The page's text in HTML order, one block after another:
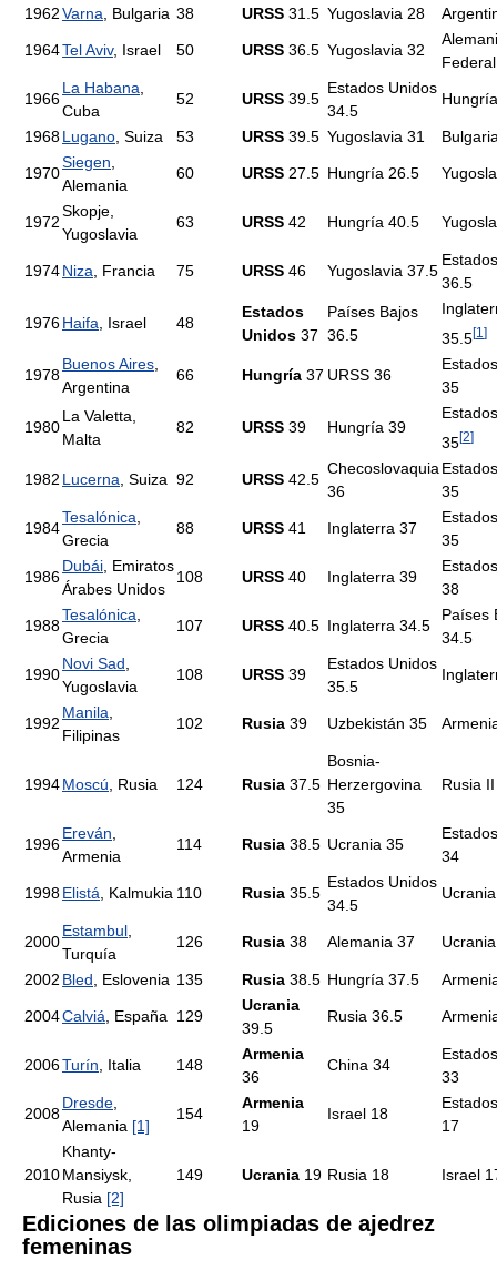
1962Varna , Bulgaria 38 URSS 31.5 Yugoslavia 28
1964Tel Aviv, Israel 50 URSS 36.5 Yugoslavia 32
1966
La Habana
Cuba
52 URSS 39.5
Estados Unidos
34.5
1968Lugano , Suiza 53 URSS 39.5 Yugoslavia 31
1970
Siegen
Alemania
60 URSS 27.5 Hungría 26.5
1972
Skopje,
Yugoslavia
63 URSS 42 Hungría 40.5
1974Niza , Francia 75 URSS 46 Yugoslavia 37.5
36.5
1976Haifa , Israel 48
Estados
Unidos 37
Países Bajos
36.5
35.5[1 ]
1978
Buenos Aires
Argentina
66 Hungría 37 URSS 36
35
1980
La Valetta,
Malta
82 URSS 39 Hungría 39
35[2]
1982 Lucerna , Suiza 92 URSS 42.5
Checoslovaquia
36
35
1984
Tesalónica
Grecia
88 URSS 41 Inglaterra 37
35
1986
Dubái , Emiratos
Árabes Unidos
108 URSS 40 Inglaterra 39
38
1988
Tesalónica
Grecia
107 URSS 40.5 Inglaterra 34.5
Países
34.5
1990
Novi Sad
Yugoslavia
108 URSS 39
Estados Unidos
35.5
1992
Manila
Filipinas
102 Rusia 39 Uzbekistán 35
1994Moscú , Rusia 124 Rusia 37.5
Bosnia-
Herzergovina
35
Rusia
1996
Ereván
Armenia
114 Rusia 38.5 Ucrania 35
34
1998Elistá , Kalmukia 110 Rusia 35.5
Estados Unidos
34.5
2000
Estambul
Turquía
126 Rusia 38 Alemania 37
2002 Bled , Eslovenia 135 Rusia 38.5 Hungría 37.5
2004Calviá , España 129
Ucrania
39.5
Rusia 36.5
2006Turín , Italia 148
Armenia
36
China 34
33
2008
Dresde
Alemania [1]
154
Armenia
19
Israel 18
17
2010
Khanty-
Mansiysk,
Rusia [2]
149 Ucrania 19 Rusia 18 Israel
Ediciones de las olimpiadas de ajedrez
femeninas